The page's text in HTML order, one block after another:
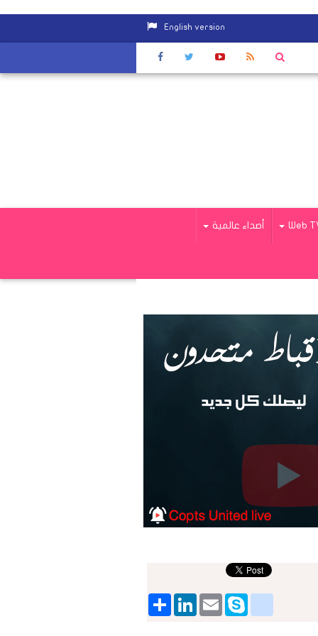
English version
وزير التموين: حل مشكلات البطاقة الذكية لصرف الخبز خلال 10 أيام
Web أصداء عالمية
ShareLinkedIn EmailSkype
google_bookmarks